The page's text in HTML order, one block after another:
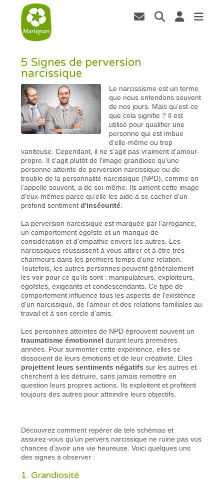
5 Signes de perversion
narcissique
Le narcissisme est un terme
que nous entendons souvent
de nos jours. Mais qu'est-ce
que cela signifie ? Il est
utilisé pour qualifier une
personne qui est imbue
d'elle-même ou trop
vaniteuse. Cependant, il ne s'agit pas vraiment d'amour-
propre. Il s'agit plutôt de l'image grandiose qu'une
personne atteinte de perversion narcissique ou de
trouble de la personnalité narcissique (NPD), comme on
l'appelle souvent, a de soi-même. Ils aiment cette image
d'eux-mêmes parce qu'elle les aide à se cacher d'un
profond sentimentd'insécurité
La perversion narcissique est marquée par l'arrogance,
un comportement égoïste et un manque de
considération et d'empathie envers les autres. Les
narcissiques réussissent à vous attirer et à être très
charmeurs dans les premiers temps d'une relation.
Toutefois, les autres personnes peuvent généralement
les voir pour ce qu'ils sont : manipulateurs, exploiteurs,
égoïstes, exigeants et condescendants. Ce type de
comportement influence tous les aspects de l'existence
d'un narcissique, de l'amour et des relations familiales au
travail et à son cercle d'amis.
Les personnes atteintes de NPD éprouvent souvent un
traumatisme émotionnel durant leurs premières
années. Pour surmonter cette expérience, elles se
dissocient de leurs émotions et de leur créativité. Elles
projettent leurs sentiments négatifs sur les autres et
cherchent à les détruire, sans jamais remettre en
question leurs propres actions. Ils exploitent et profitent
toujours des autres pour atteindre leurs objectifs.
Découvrez comment repérer de tels schémas et
assurez-vous qu'un pervers narcissique ne ruine pas vos
chances d'avoir une vie heureuse. Voici quelques uns
des signes à observer :
1. Grandiosité